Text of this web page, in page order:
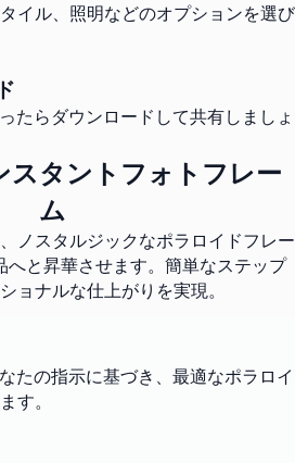
イル、照明などのオプションを選び
たらダウンロードして共有しましょ
スタントフォトフレー
ム
ノスタルジックなポラロイドフレー
へと昇華させます。簡単なステップ
ョナルな仕上がりを実現。
たの指示に基づき、最適なポラロイ
す。